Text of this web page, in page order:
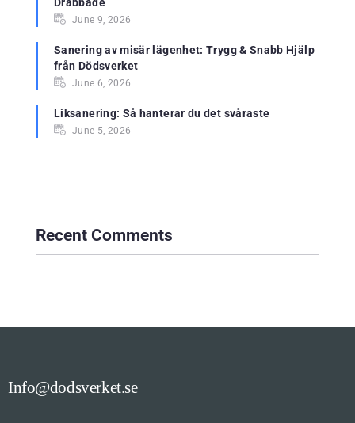
June 9, 2026
Sanering av misär lägenhet: Trygg & Snabb Hjälp
från Dödsverket
June 6, 2026
Liksanering: Så hanterar du det svåraste
June 5, 2026
Recent Comments
Info@dodsverket.se